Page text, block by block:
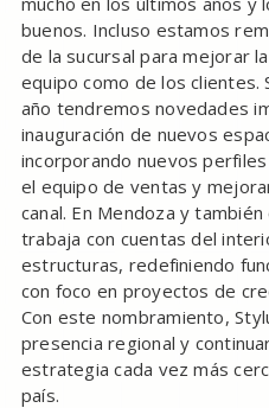
buenos. Incluso estamos
de la sucursal para mejorar
equipo como de los
año tendremos novedades
inauguración de nuevos
incorporando nuevos
el equipo de ventas y
canal. En Mendoza y
trabaja con cuentas del
estructuras, redefiniendo
con foco en proyectos de
Con este nombramiento,
presencia regional y
estrategia cada vez más
país.